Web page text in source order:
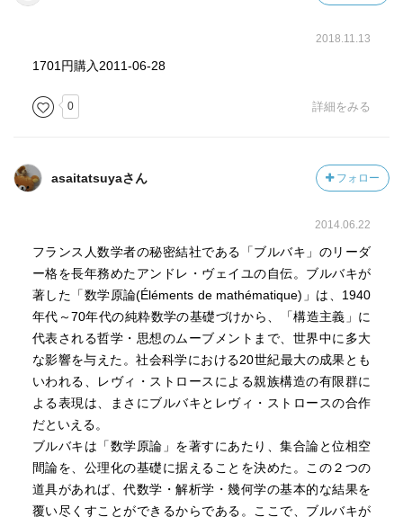
2018.11.13
1701円購入2011-06-28
0 詳細をみる
asaitatsuyaさん フォロー
2014.06.22
フランス人数学者の秘密結社である「ブルバキ」のリーダ
ー格を長年務めたアンドレ・ヴェイユの自伝。ブルバキが
著した「数学原論(Éléments de mathématique)」は、1940
年代～70年代の純粋数学の基礎づけから、「構造主義」に
代表される哲学・思想のムーブメントまで、世界中に多大
な影響を与えた。社会科学における20世紀最大の成果とも
いわれる、レヴィ・ストロースによる親族構造の有限群に
よる表現は、まさにブルバキとレヴィ・ストロースの合作
だといえる。
ブルバキは「数学原論」を著すにあたり、集合論と位相空
間論を、公理化の基礎に据えることを決めた。この２つの
道具があれば、代数学・解析学・幾何学の基本的な結果を
覆い尽くすことができるからである。ここで、ブルバキが